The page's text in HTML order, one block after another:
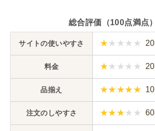
総合評価（100点満点）
サイトの使いやすさ 20
料金 20
品揃え 10
注文のしやすさ 60